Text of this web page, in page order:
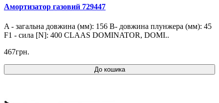
Амортизатор газовий 729447
A - загальна довжина (мм): 156 B- довжина плунжера (мм): 45
F1 - сила [N]: 400 CLAAS DOMINATOR, DOMI..
467грн.
До кошика